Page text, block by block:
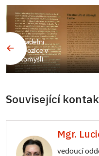
Divadelní
expozice v
Litomyšli
Související
Mgr.
vedoucí